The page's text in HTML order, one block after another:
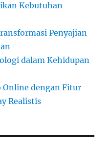
Kebutuhan
Penyajian
dalam Kehidupan
Online dengan Fitur
Realistis